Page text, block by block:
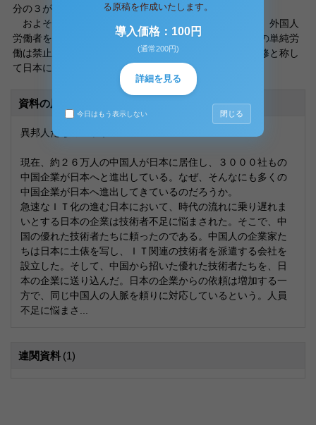
分の３が外国人労働者という地域もある。
およそ１８０万人の外国人が日本に居住している現在、外国人
労働者を目にする機会も多いが、日本の法律では外国人の単純労
働は禁止されている。そのため、外国人労働者たちは研修と称し
て日本にやってきているのだ。
資料の原本内容
異邦人たちのニッポン
現在、約２６万人の中国人が日本に居住し、３０００社もの
中国企業が日本へと進出している。なぜ、そんなにも多くの
中国企業が日本へ進出してきているのだろうか。
急速なＩＴ化の進む日本において、時代の流れに乗り遅れま
いとする日本の企業は技術者不足に悩まされた。そこで、中
国の優れた技術者たちに頼ったのである。中国人の企業家た
ちは日本に土俵を写し、ＩＴ関連の技術者を派遣する会社を
設立した。そして、中国から招いた優れた技術者たちを、日
本の企業に送り込んだ。日本の企業からの依頼は増加する一
方で、同じ中国人の人脈を頼りに対応しているという。人員
不足に悩まさ...
連関資料 (1)
る原稿を作成いたします。
導入価格：100円
(通常200円)
詳細を見る
今日はもう表示しない 閉じる